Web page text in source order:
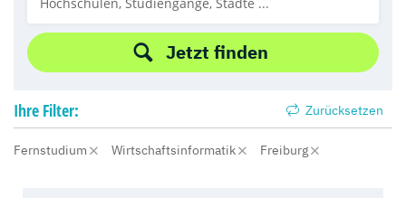
Jetzt finden
Ihre Filter: Zurücksetzen
Fernstudium Wirtschaftsinformatik Freiburg